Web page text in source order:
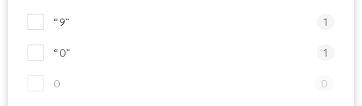
“9” 1
“0” 1
0 0